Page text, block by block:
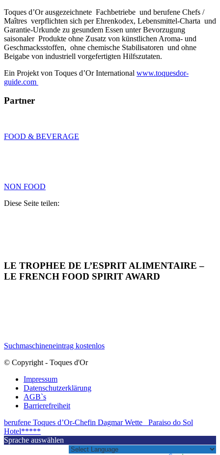
Toques d’Or ausgezeichnete Fachbetriebe und berufene Chefs /
Maîtres verpflichten sich per Ehrenkodex, Lebensmittel-Charta und
Garantie-Urkunde zu gesundem Essen unter Bevorzugung
saisonaler Produkte ohne Zusatz von künstlichen Aroma- und
Geschmacksstoffen, ohne chemische Stabilisatoren und ohne
Beigabe von industriell vorgefertigten Hilfszutaten.
Ein Projekt von Toques d’Or International www.toquesdor-
guide.com
Partner
FOOD & BEVERAGE
NON FOOD
Diese Seite teilen:
LE TROPHEE DE L’ESPRIT ALIMENTAIRE –
LE FRENCH FOOD SPIRIT AWARD
Suchmaschineneintrag kostenlos
© Copyright - Toques d'Or
Impressum
Datenschutzerklärung
AGB`s
Barrierefreiheit
berufene Toques d’Or-Chefin Dagmar Wette
Paraiso do Sol
Hotel*****
Sprache auswählen